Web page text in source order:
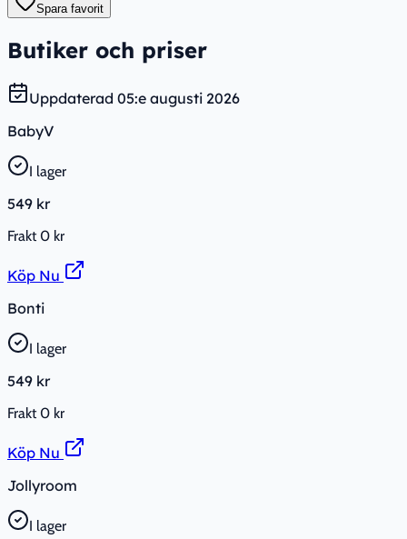
Spara favorit
Butiker och priser
Uppdaterad 05:e augusti 2026
BabyV
I lager
549 kr
Frakt0 kr
Köp Nu
Bonti
I lager
549 kr
Frakt0 kr
Köp Nu
Jollyroom
I lager